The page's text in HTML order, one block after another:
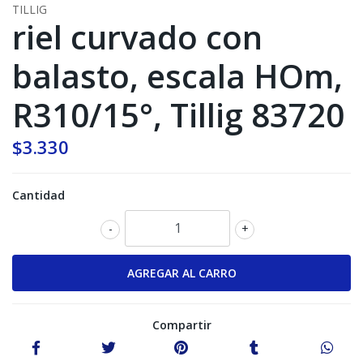
TILLIG
riel curvado con
balasto, escala HOm,
R310/15°, Tillig 83720
$3.330
Cantidad
+
-
Compartir